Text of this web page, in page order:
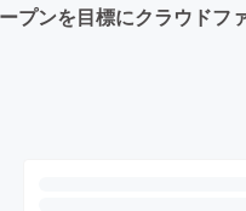
ンを目標にクラウドフ